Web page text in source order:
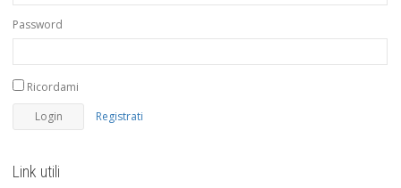
Password
Ricordami
Registrati
Link utili